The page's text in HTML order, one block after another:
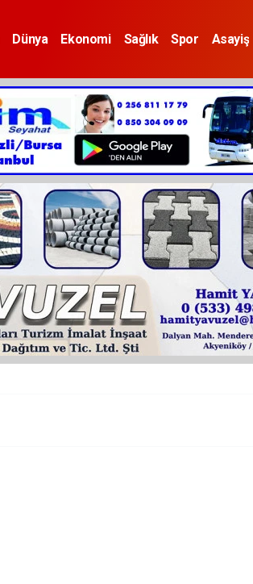
Dünya Ekonomi Sağlık Spor Asayiş